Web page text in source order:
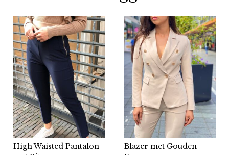
High Waisted Pantalon
Blazer met Gouden